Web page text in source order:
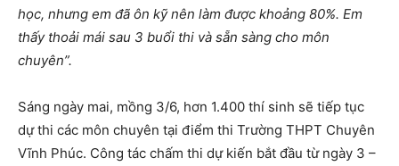
học, nhưng em đã ôn kỹ nên làm được khoảng 80%. Em
thấy thoải mái sau 3 buổi thi và sẵn sàng cho môn
chuyên”.
Sáng ngày mai, mồng 3/6, hơn 1.400 thí sinh sẽ tiếp tục
dự thi các môn chuyên tại điểm thi Trường THPT Chuyên
Vĩnh Phúc. Công tác chấm thi dự kiến bắt đầu từ ngày 3 –